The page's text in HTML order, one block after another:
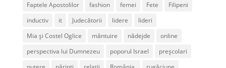
Faptele Apostolilor
fashion femei Fete
Filipeni
inductiv
it Judecătorii lidere
lideri
Mia și Costel Oglice
mântuire nădejde
online
perspectiva lui Dumnezeu
poporul Israel
preșcolari